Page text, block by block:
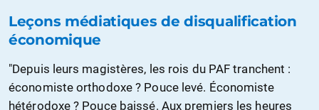
Leçons médiatiques de disqualification
économique
"Depuis leurs magistères, les rois du PAF tranchent :
économiste orthodoxe ? Pouce levé. Économiste
hétérodoxe ? Pouce baissé. Aux premiers les heures